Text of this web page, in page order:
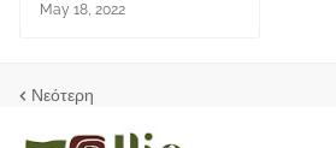
May 18, 2022
Νεότερη